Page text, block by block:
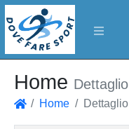
Home Dettaglio
Home Dettaglio